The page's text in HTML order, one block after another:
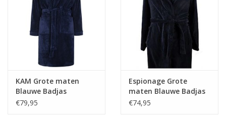
KAM Grote maten
Blauwe Badjas
€79,95
Espionage Grote
maten Blauwe Badjas
€74,95